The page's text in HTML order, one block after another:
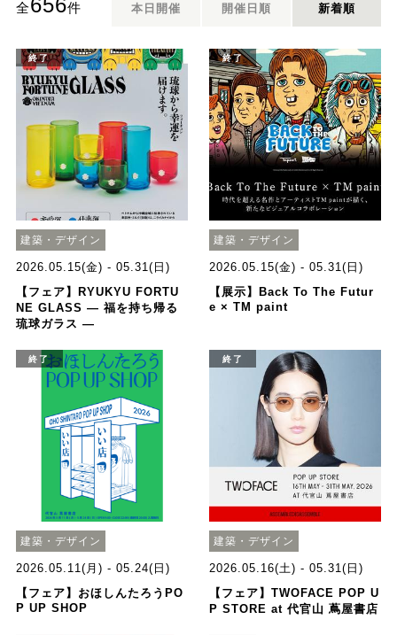
全656件 本日開催 開催日順 新着順
終了
建築・デザイン
2026.05.15(金) - 05.31(日)
【フェア】RYUKYU FORTU
NE GLASS ― 福を持ち帰る
琉球ガラス ―
終了
建築・デザイン
2026.05.15(金) - 05.31(日)
【展示】Back To The Futur
e × TM paint
終了
建築・デザイン
2026.05.11(月) - 05.24(日)
【フェア】おほしんたろうPO
P UP SHOP
終了
建築・デザイン
2026.05.16(土) - 05.31(日)
【フェア】TWOFACE POP U
P STORE at 代官山 蔦屋書店